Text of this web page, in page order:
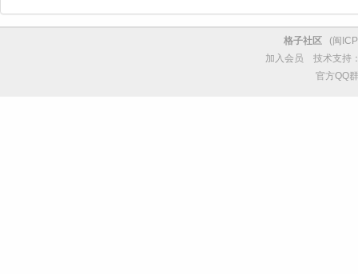
格子社区 (闽
加入会员
技术支持
官方QQ